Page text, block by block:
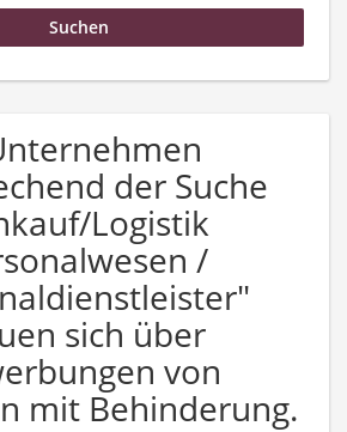
der Suche
Logistik
/
sich über
von
mit Behinderung.